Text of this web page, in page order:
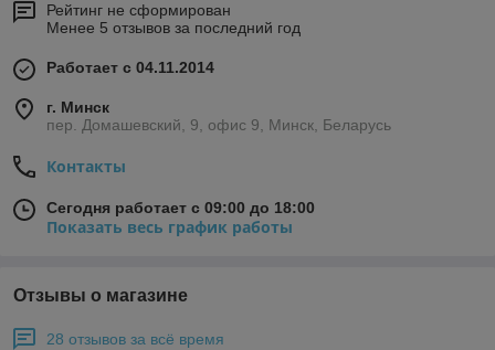
Рейтинг не сформирован
Менее 5 отзывов за последний год
Работает с 04.11.2014
г. Минск
пер. Домашевский, 9, офис 9, Минск, Беларусь
Контакты
Сегодня работает с 09:00 до 18:00
Показать весь график работы
Отзывы о магазине
28 отзывов за всё время